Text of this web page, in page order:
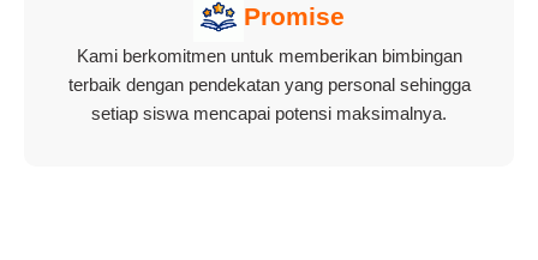
Promise
Kami berkomitmen untuk memberikan bimbingan
terbaik dengan pendekatan yang personal sehingga
setiap siswa mencapai potensi maksimalnya.